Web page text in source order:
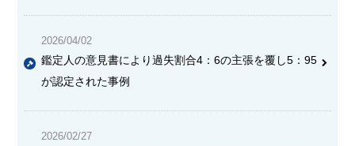
2026/04/02
鑑定人の意見書により過失割合4：6の主張を覆し5：95
が認定された事例
2026/02/27